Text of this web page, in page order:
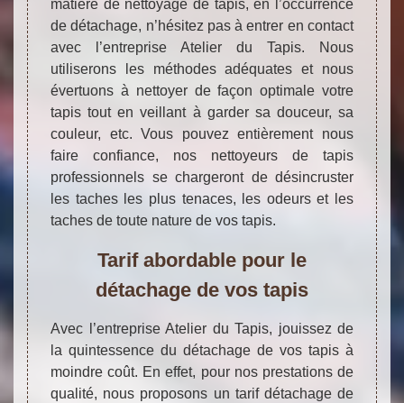
matière de nettoyage de tapis, en l’occurrence
de détachage, n’hésitez pas à entrer en contact
avec l’entreprise Atelier du Tapis. Nous
utiliserons les méthodes adéquates et nous
évertuons à nettoyer de façon optimale votre
tapis tout en veillant à garder sa douceur, sa
couleur, etc. Vous pouvez entièrement nous
faire confiance, nos nettoyeurs de tapis
professionnels se chargeront de désincruster
les taches les plus tenaces, les odeurs et les
taches de toute nature de vos tapis.
Tarif abordable pour le
détachage de vos tapis
Avec l’entreprise Atelier du Tapis, jouissez de
la quintessence du détachage de vos tapis à
moindre coût. En effet, pour nos prestations de
qualité, nous proposons un tarif détachage de